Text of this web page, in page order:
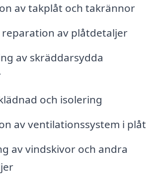
av takplåt och takrännor
reparation av plåtdetaljer
av skräddarsydda
och isolering
av ventilationssystem i plåt
av vindskivor och andra